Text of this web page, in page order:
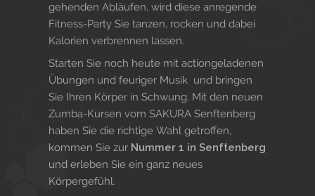
gehenden Abläufen, wird diese anregende
Fitness-Party Sie tanzen, rocken und dabei
Kalorien verbrennen lassen.
Starten Sie noch heute mit actiongeladenen
Übungen und feuriger Musik und bringen
Sie Ihren Körper in Schwung. Mit den neuen
Zumba-Kursen vom SAKURA Senftenberg
haben Sie die richtige Wahl getroffen,
kommen Sie zur Nummer 1 in Senftenberg
und erleben Sie ein ganz neues
Körpergefühl.